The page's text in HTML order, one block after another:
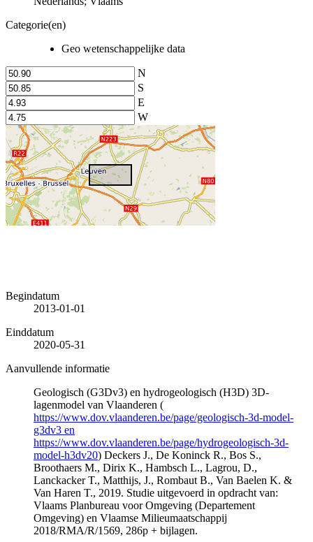
Categorie(en)
Geo wetenschappelijke data
N
S
E
W
Begindatum
2013-01-01
Einddatum
2020-05-31
Aanvullende informatie
Geologisch (G3Dv3) en hydrogeologisch (H3D) 3D-
lagenmodel van Vlaanderen (
https://www.dov.vlaanderen.be/page/geologisch-3d-model-
g3dv3 en
https://www.dov.vlaanderen.be/page/hydrogeologisch-3d-
model-h3dv20) Deckers J., De Koninck R., Bos S.,
Broothaers M., Dirix K., Hambsch L., Lagrou, D.,
Lanckacker T., Matthijs, J., Rombaut B., Van Baelen K. &
Van Haren T., 2019. Studie uitgevoerd in opdracht van:
Vlaams Planbureau voor Omgeving (Departement
Omgeving) en Vlaamse Milieumaatschappij
2018/RMA/R/1569, 286p + bijlagen.